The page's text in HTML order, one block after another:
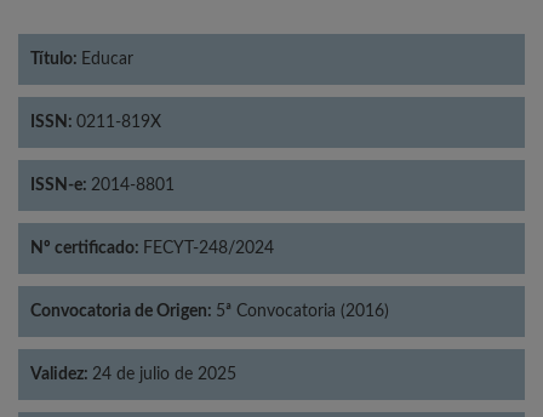
Título: Educar
ISSN: 0211-819X
ISSN-e: 2014-8801
Nº certificado: FECYT-248/2024
Convocatoria de Origen: 5ª Convocatoria (2016)
Validez: 24 de julio de 2025